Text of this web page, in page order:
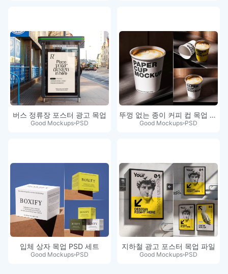
버스 정류장 포스터 광고 목업
Good Mockups PSD
뚜껑 없는 종이 커피 컵 목업 세트
Good Mockups PSD
입체 상자 목업 PSD 세트
Good Mockups PSD
지하철 광고 포스터 목업 파일
Good Mockups PSD